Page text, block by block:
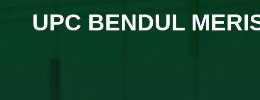
UPC BENDUL